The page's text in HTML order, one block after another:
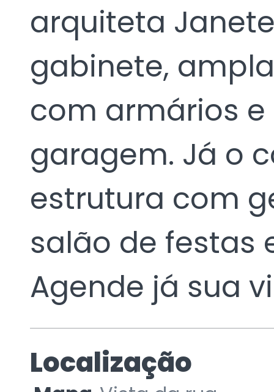
arquiteta
gabinete,
com armários
garagem. Já o
estrutura com
salão de festas
Agende já sua
Localização